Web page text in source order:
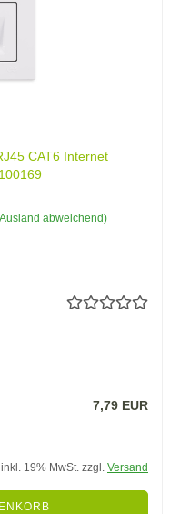
CAT6 Internet
abweichend)
7,79 EUR
inkl. 19% MwSt. zzgl. Versand